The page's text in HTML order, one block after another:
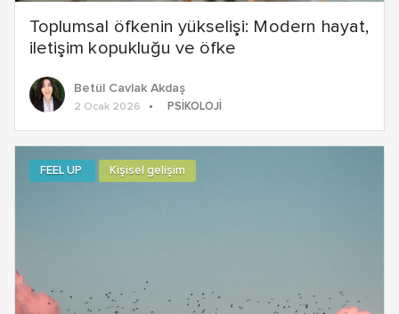
Toplumsal öfkenin yükselişi: Modern hayat,
iletişim kopukluğu ve öfke
Betül Cavlak Akdaş
2 Ocak 2026 PSIKOLOJI
FEEL UP Kişisel gelişim